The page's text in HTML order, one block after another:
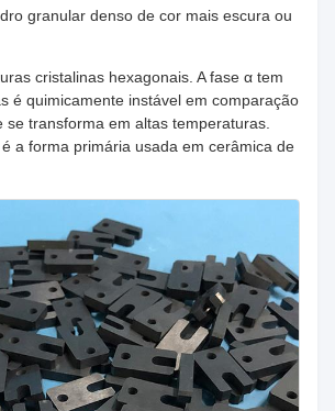
granular denso de cor mais escura ou
cristalinas hexagonais. A fase α tem
é quimicamente instável em comparação
se transforma em altas temperaturas.
é a forma primária usada em cerâmica de